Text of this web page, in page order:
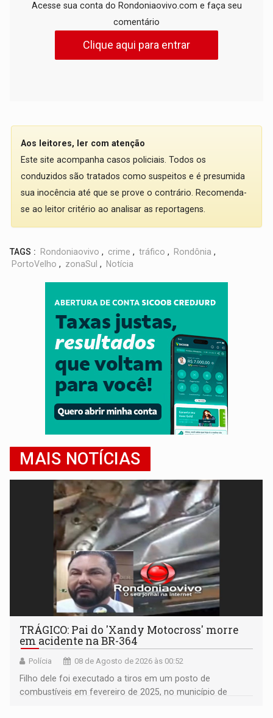
Acesse sua conta do Rondoniaovivo.com e faça seu
comentário
Clique aqui para entrar
Aos leitores, ler com atenção
Este site acompanha casos policiais. Todos os
conduzidos são tratados como suspeitos e é presumida
sua inocência até que se prove o contrário. Recomenda-
se ao leitor critério ao analisar as reportagens.
TAGS : Rondoniaovivo , crime , tráfico , Rondônia ,
PortoVelho , zonaSul , Notícia
MAIS NOTÍCIAS
TRÁGICO: Pai do 'Xandy Motocross' morre
em acidente na BR-364
Polícia 08 de Agosto de 2026 às 00:52
Filho dele foi executado a tiros em um posto de
combustíveis em fevereiro de 2025, no município de